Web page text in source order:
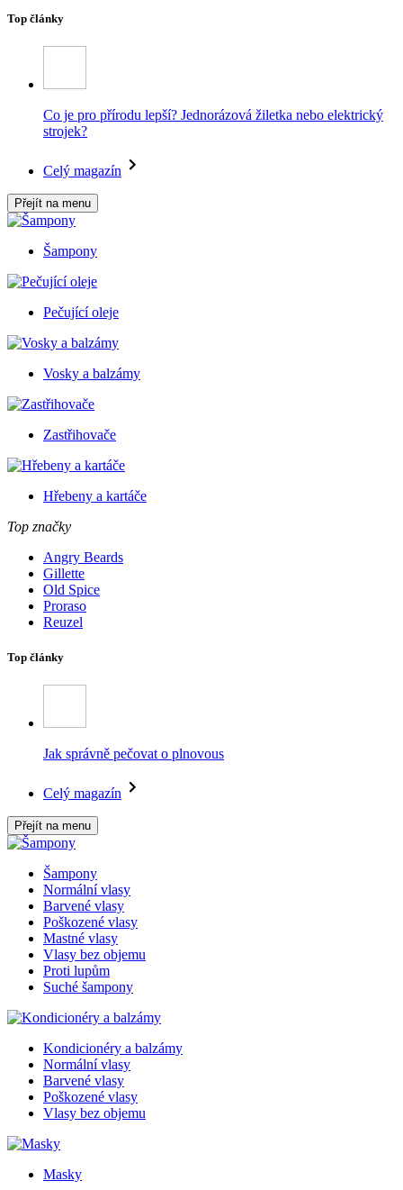
Top články
Co je pro přírodu lepší? Jednorázová žiletka nebo elektrický
strojek?
Celý magazín
Přejít na menu
Šampony
Pečující oleje
Vosky a balzámy
Zastřihovače
Hřebeny a kartáče
Top značky
Angry Beards
Gillette
Old Spice
Proraso
Reuzel
Top články
Jak správně pečovat o plnovous
Celý magazín
Přejít na menu
Šampony
Normální vlasy
Barvené vlasy
Poškozené vlasy
Mastné vlasy
Vlasy bez objemu
Proti lupům
Suché šampony
Kondicionéry a balzámy
Normální vlasy
Barvené vlasy
Poškozené vlasy
Vlasy bez objemu
Masky